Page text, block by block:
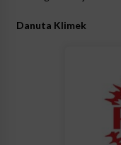
Danuta Klimek